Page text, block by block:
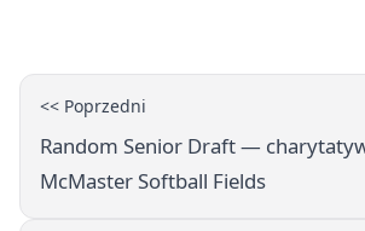
<< Poprzedni
Random Senior Draft —
McMaster Softball Fields